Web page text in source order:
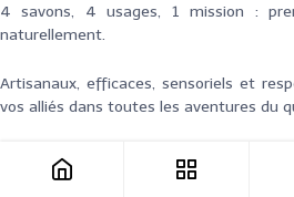
4 savons, 4 usages, 1 mission :
naturellement.
Artisanaux, efficaces, sensoriels et
vos alliés dans toutes les aventures du
Jamais sans son Indispensable !